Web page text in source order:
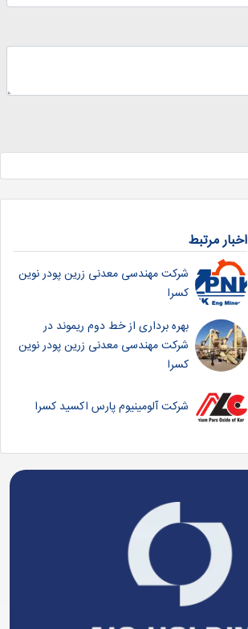
اخبار مرتبط
شرکت مهندسی معدنی زرین پودر نوین
کسرا
بهره برداری از خط دوم ریموند در
شرکت مهندسی معدنی زرین پودر نوین
کسرا
شرکت آلومینیوم پارس اکسید کسرا